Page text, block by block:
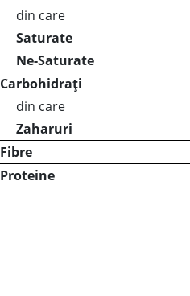
din care
Saturate
Ne-Saturate
Carbohidrați
din care
Zaharuri
Fibre
Proteine